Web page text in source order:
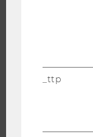
EVENTS ARCHIV
_ttp